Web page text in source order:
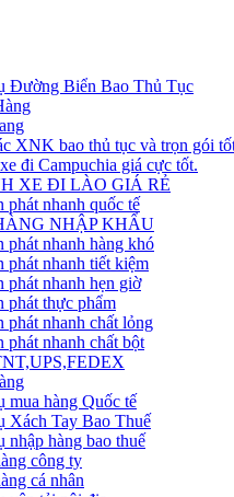
Đường Biển Bao Thủ Tục
XNK bao thủ tục và trọn gói
đi Campuchia giá cực tốt.
XE ĐI LÀO GIÁ RẺ
phát nhanh quốc tế
NHẬP KHẨU
phát nhanh hàng khó
phát nhanh tiết kiệm
phát nhanh hẹn giờ
phát thực phẩm
phát nhanh chất lỏng
phát nhanh chất bột
mua hàng Quốc tế
Xách Tay Bao Thuế
nhập hàng bao thuế
công ty
cá nhân